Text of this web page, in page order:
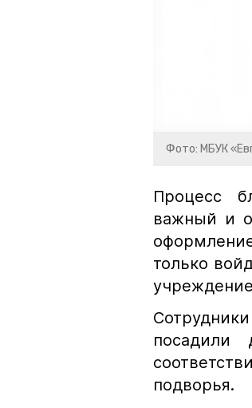
Фото: МБУК
Процесс
важный и
только
подворья.